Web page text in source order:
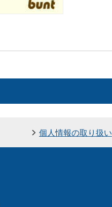
個人情報の取り扱い